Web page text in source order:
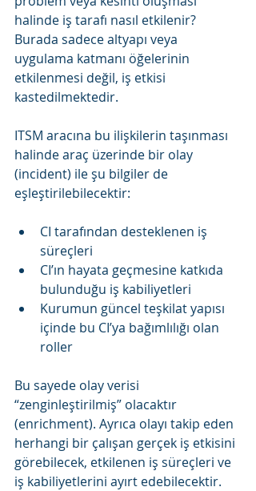
halinde iş tarafı nasıl etkilenir?
Burada sadece altyapı veya
uygulama katmanı öğelerinin
etkilenmesi değil, iş etkisi
kastedilmektedir.
ITSM aracına bu ilişkilerin taşınması
halinde araç üzerinde bir olay
(incident) ile şu bilgiler de
eşleştirilebilecektir:
CI tarafından desteklenen iş
süreçleri
CI’ın hayata geçmesine katkıda
bulunduğu iş kabiliyetleri
Kurumun güncel teşkilat yapısı
içinde bu CI’ya bağımlılığı olan
roller
Bu sayede olay verisi
“zenginleştirilmiş” olacaktır
(enrichment). Ayrıca olayı takip eden
herhangi bir çalışan gerçek iş etkisini
görebilecek, etkilenen iş süreçleri ve
iş kabiliyetlerini ayırt edebilecektir.